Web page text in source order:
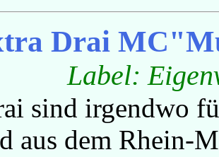
Drai
Label:
sind irgendwo
aus dem Rhein-